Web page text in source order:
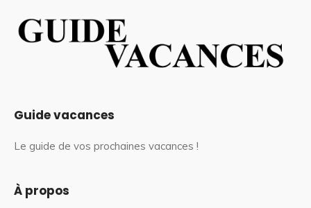
Guide vacances
Le guide de vos prochaines vacances !
À propos